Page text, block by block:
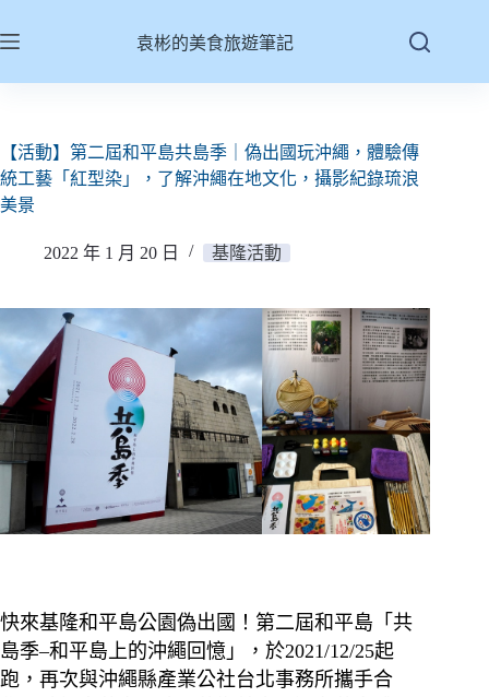
至
容
袁彬的美食旅遊筆記
【活動】第二屆和平島共島季｜偽出國玩沖繩，體驗傳
統工藝「紅型染」，了解沖繩在地文化，攝影紀錄琉浪
美景
2022 年 1 月 20 日 基隆活動
快來基隆和平島公園偽出國！第二屆和平島「共
島季–和平島上的沖繩回憶」，於2021/12/25起
跑，再次與沖繩縣產業公社台北事務所攜手合